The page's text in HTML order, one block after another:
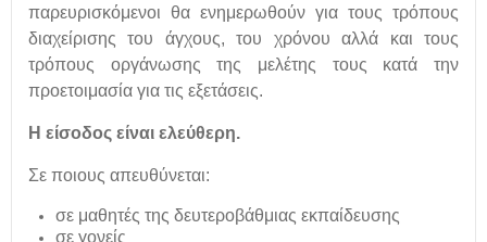
παρευρισκόμενοι θα ενημερωθούν για τους τρόπους
διαχείρισης του άγχους, του χρόνου αλλά και τους
τρόπους οργάνωσης της μελέτης τους κατά την
προετοιμασία για τις εξετάσεις.
Η είσοδος είναι ελεύθερη.
Σε ποιους απευθύνεται:
σε μαθητές της δευτεροβάθμιας εκπαίδευσης
σε γονείς